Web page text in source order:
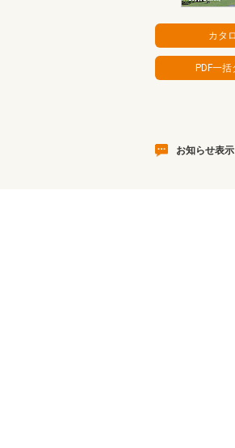
お知らせ表示